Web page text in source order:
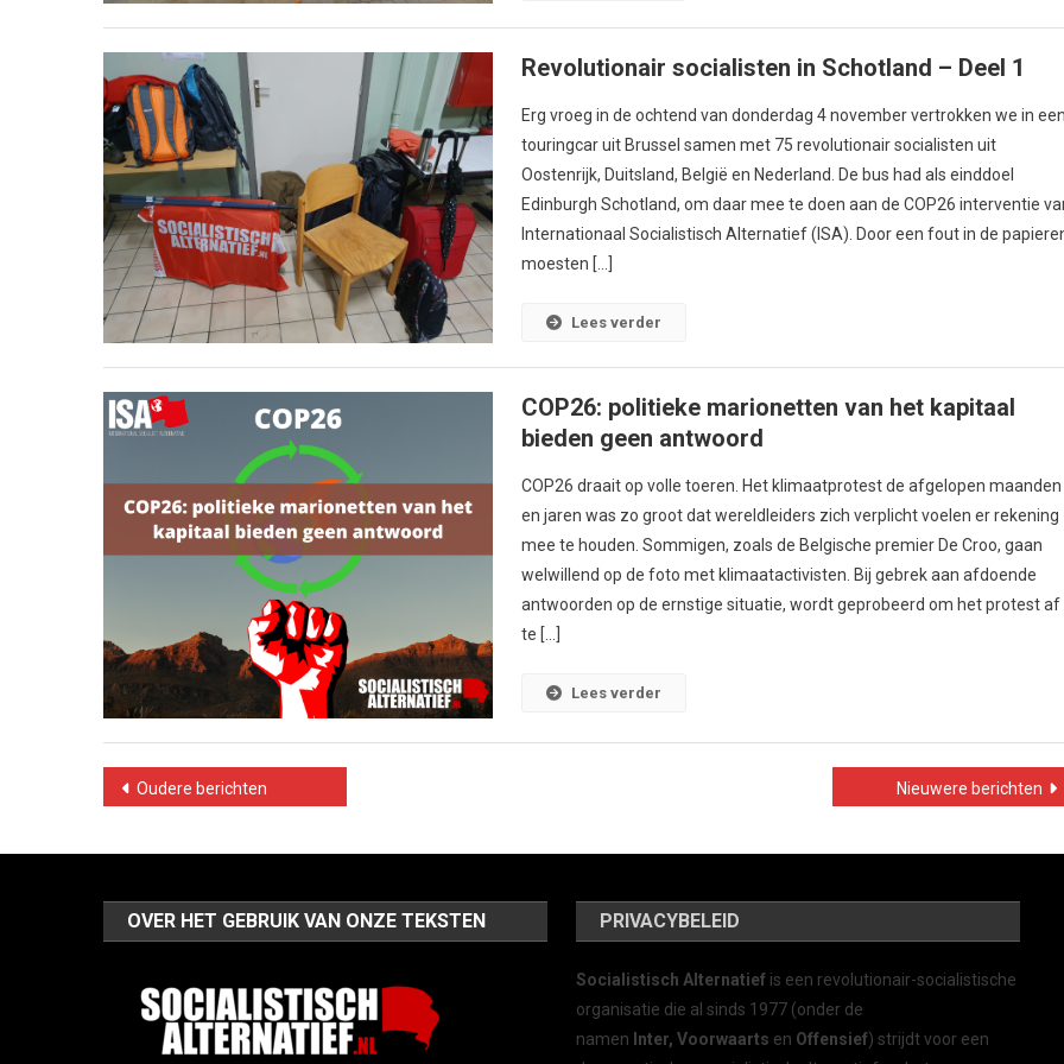
Revolutionair socialisten in Schotland – Deel 1
Erg vroeg in de ochtend van donderdag 4 november vertrokken we in een
touringcar uit Brussel samen met 75 revolutionair socialisten uit
Oostenrijk, Duitsland, België en Nederland. De bus had als einddoel
Edinburgh Schotland, om daar mee te doen aan de COP26 interventie
Internationaal Socialistisch Alternatief (ISA). Door een fout in de
moesten […]
Lees verder
COP26: politieke marionetten van het kapitaal
bieden geen antwoord
COP26 draait op volle toeren. Het klimaatprotest de afgelopen maanden
en jaren was zo groot dat wereldleiders zich verplicht voelen er rekening
mee te houden. Sommigen, zoals de Belgische premier De Croo, gaan
welwillend op de foto met klimaatactivisten. Bij gebrek aan afdoende
antwoorden op de ernstige situatie, wordt geprobeerd om het protest af
te […]
Lees verder
Berichtennavigatie
Oudere berichten Nieuwere berichten
OVER HET GEBRUIK VAN ONZE TEKSTEN PRIVACYBELEID
Socialistisch Alternatief is een revolutionair-socialistische
organisatie die al sinds 1977 (onder de
namen Inter, Voorwaarts en Offensief) strijdt voor een